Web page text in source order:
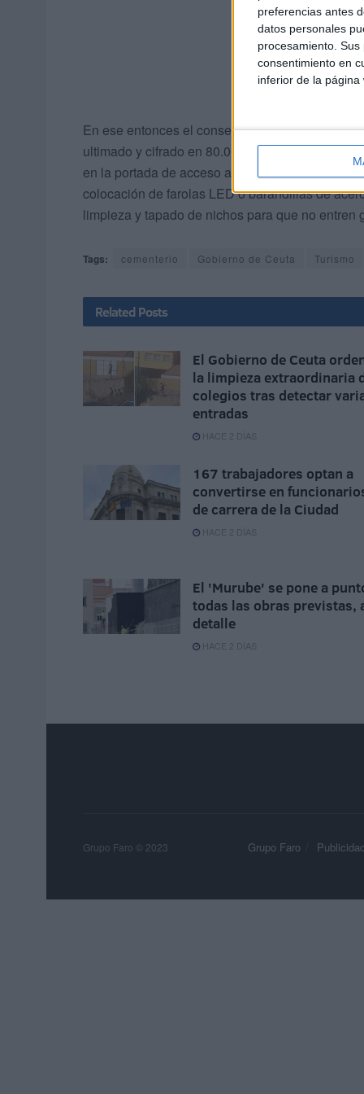
preferencias antes
datos personales
procesamiento.
consentimiento en
inferior de la página
En ese entonces el consejero de Sanidad,
ultimado y cifrado en 80.000 euros para
en la portada de acceso a la capilla, en nichos,
colocación de farolas LED o barandillas de
limpieza y tapado de nichos para que no entren
Tags: cementerio Gobierno de Ceuta Turismo
Related Posts
El Gobierno de Ceuta
la limpieza extraordinaria
colegios tras detectar
entradas
HACE 2 DÍAS
167 trabajadores optan a
convertirse en
de carrera de la Ciudad
HACE 2 DÍAS
El 'Murube' se pone a
todas las obras previstas,
detalle
HACE 2 DÍAS
Grupo Faro Publicidad
Grupo Faro © 2023